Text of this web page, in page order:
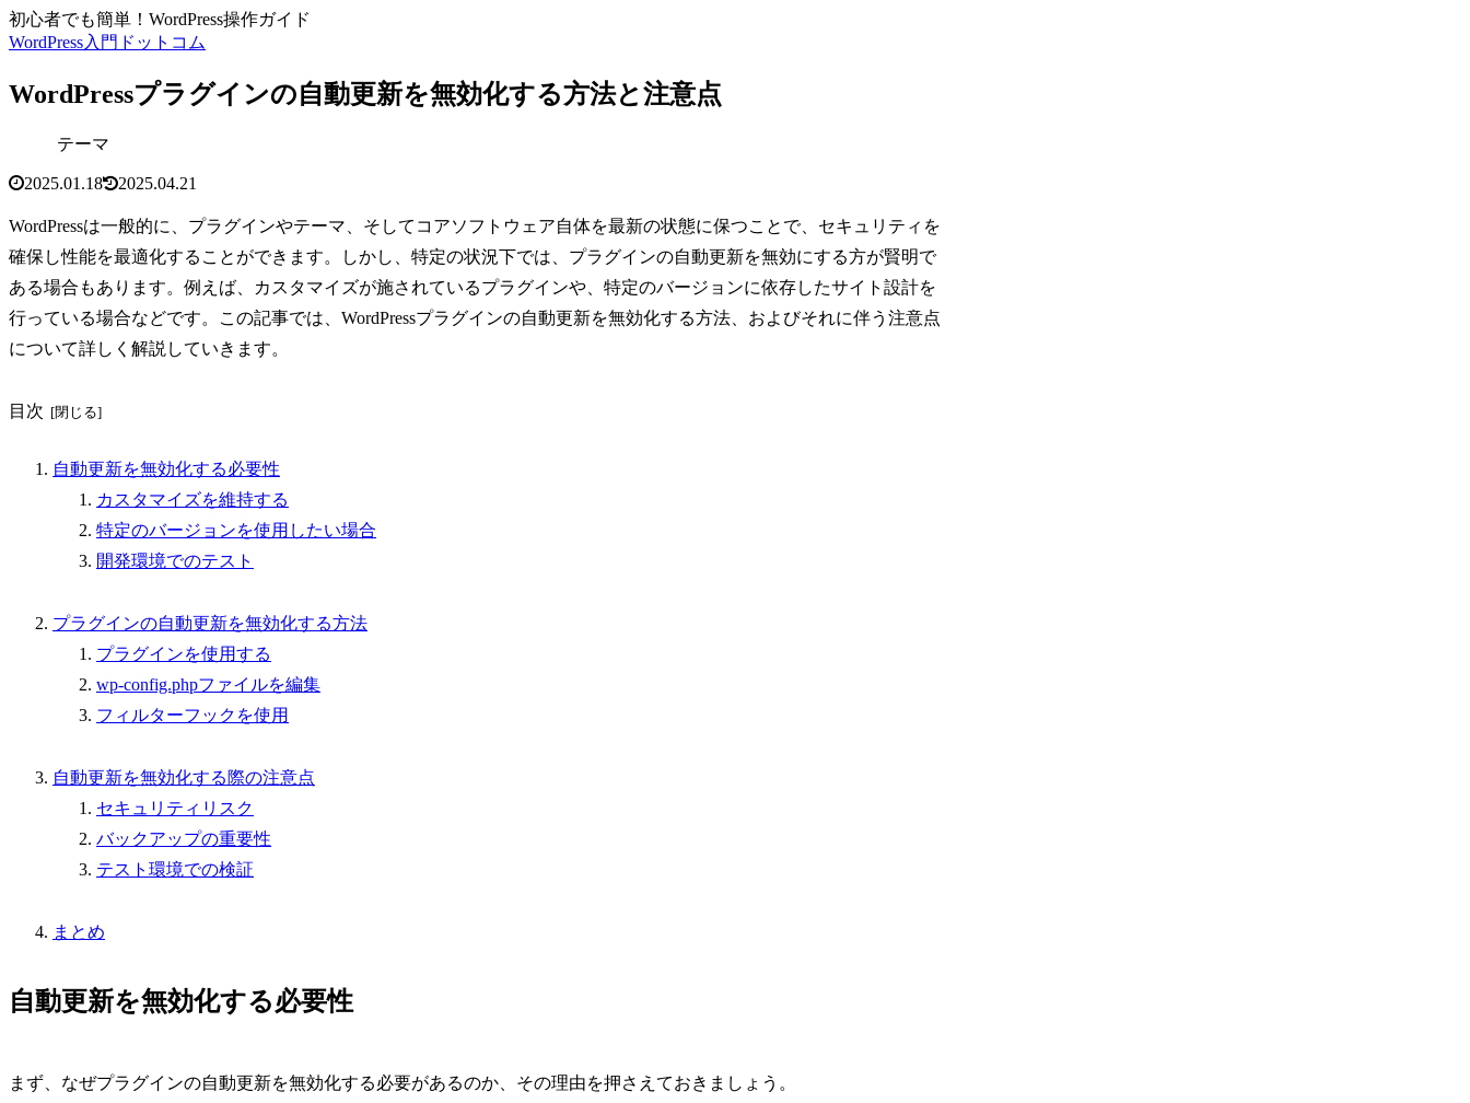
初心者でも簡単！WordPress操作ガイド
WordPress入門ドットコム
WordPressプラグインの自動更新を無効化する方法と注意点
テーマ
2025.01.18 2025.04.21
WordPressは一般的に、プラグインやテーマ、そしてコアソフトウェア自体を最新の状態に保つことで、セキュリティを
確保し性能を最適化することができます。しかし、特定の状況下では、プラグインの自動更新を無効にする方が賢明で
ある場合もあります。例えば、カスタマイズが施されているプラグインや、特定のバージョンに依存したサイト設計を
行っている場合などです。この記事では、WordPressプラグインの自動更新を無効化する方法、およびそれに伴う注意点
について詳しく解説していきます。
目次
自動更新を無効化する必要性
カスタマイズを維持する
特定のバージョンを使用したい場合
開発環境でのテスト
プラグインの自動更新を無効化する方法
プラグインを使用する
wp-config.phpファイルを編集
フィルターフックを使用
自動更新を無効化する際の注意点
セキュリティリスク
バックアップの重要性
テスト環境での検証
まとめ
自動更新を無効化する必要性
まず、なぜプラグインの自動更新を無効化する必要があるのか、その理由を押さえておきましょう。